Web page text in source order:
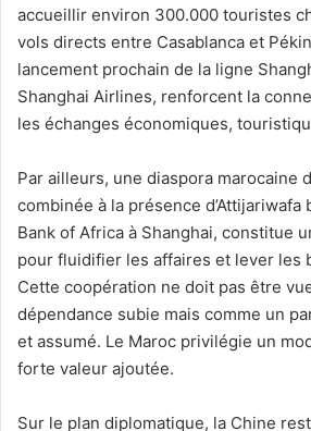
accueillir environ 300.000 touristes
vols directs entre Casablanca et
lancement prochain de la ligne
Shanghai Airlines, renforcent la
les échanges économiques,
Par ailleurs, une diaspora marocaine
combinée à la présence d’Attijariwafa
Bank of Africa à Shanghai, constitue
pour fluidifier les affaires et lever les
Cette coopération ne doit pas être
dépendance subie mais comme un
et assumé. Le Maroc privilégie un
forte valeur ajoutée.
Sur le plan diplomatique, la Chine